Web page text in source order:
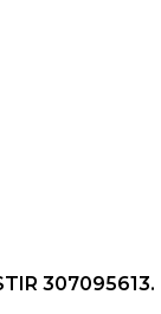
307095613.